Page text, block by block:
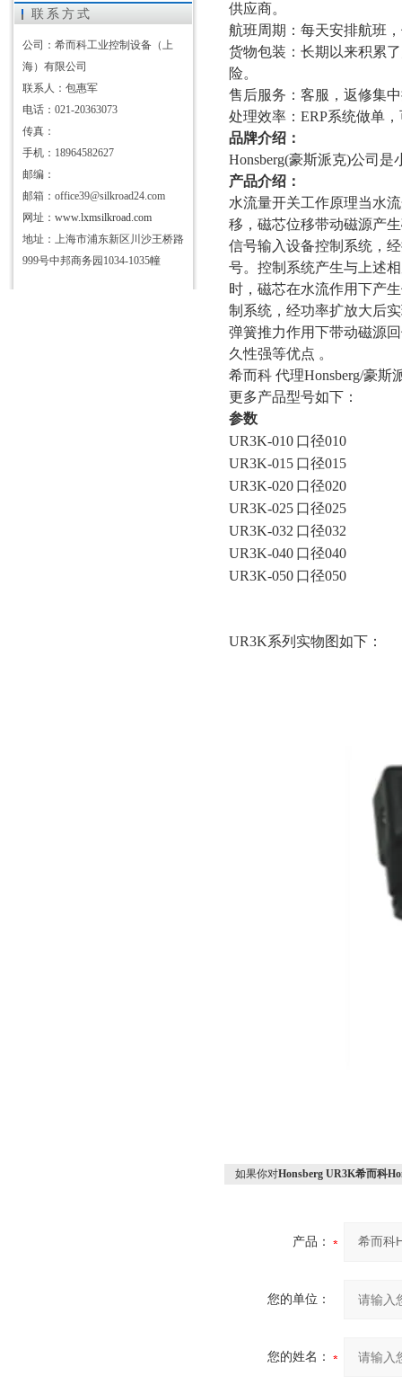
联系方式
公司：希而科工业控制设备（上
海）有限公司
联系人：包惠军
电话：021-20363073
传真：
手机：18964582627
邮编：
邮箱：office39@silkroad24.com
网址： www.lxmsilkroad.com
地址：上海市浦东新区川沙王桥路
999号中邦商务园1034-1035幢
供应商。
航班周期：每天安排航班
货物包装：长期以来积累
险。
售后服务：客服，返修集
处理效率： ERP系统做单
品牌介绍：
Honsberg(豪斯派克)公司
产品介绍：
水流量开关工作原理当水
移，磁芯位移带动磁源产
信号输入设备控制系统，
号。控制系统产生与上述
时，磁芯在水流作用下产
制系统，经功率扩放大后
弹簧推力作用下带动磁源
久性强等优点 。
希而科 代理Honsberg/豪斯
更多产品型号如下：
参数
UR3K-010 口径010
UR3K-015 口径015
UR3K-020 口径020
UR3K-025 口径025
UR3K-032 口径032
UR3K-040 口径040
UR3K-050 口径050
UR3K系列实物图如下：
如果你对Honsberg UR3K希而科
产品：
您的单位：
您的姓名：